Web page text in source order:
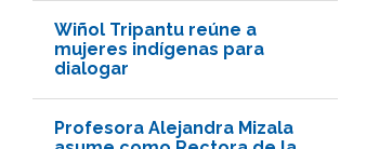
Wiñol Tripantu reúne a
mujeres indígenas para
dialogar
Profesora Alejandra Mizala